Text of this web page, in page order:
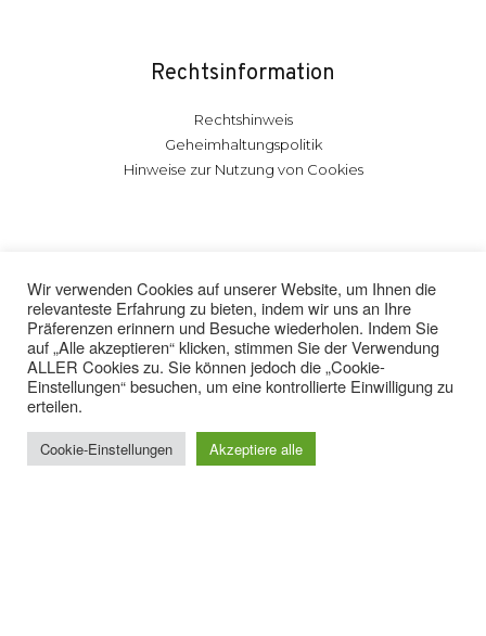
Rechtsinformation
Rechtshinweis
Geheimhaltungspolitik
Hinweise zur Nutzung von Cookies
Cigüeñales Sanz fabricación y mecanización de cigüeñales y
Wir verwenden Cookies auf unserer Website, um Ihnen die
relevanteste Erfahrung zu bieten, indem wir uns an Ihre
Präferenzen erinnern und Besuche wiederholen. Indem Sie
auf „Alle akzeptieren“ klicken, stimmen Sie der Verwendung
ALLER Cookies zu. Sie können jedoch die „Cookie-
Einstellungen“ besuchen, um eine kontrollierte Einwilligung zu
erteilen.
Cookie-Einstellungen Akzeptiere alle